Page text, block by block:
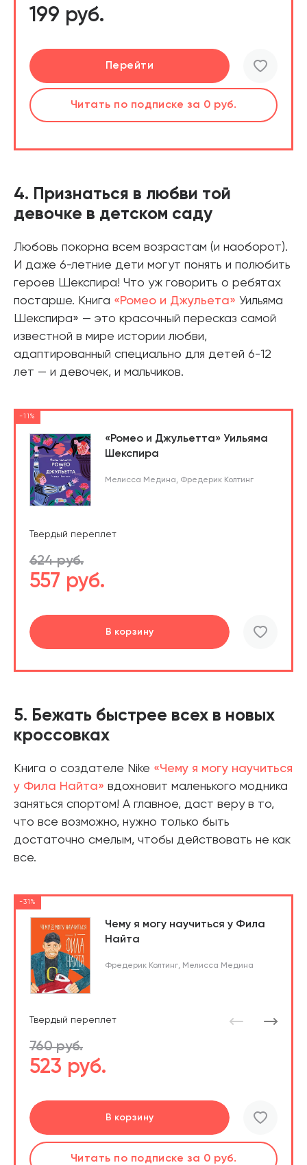
199 руб.
Перейти
Читать по подписке за 0 руб.
Подробнее
Читать по подписке за 0 руб.
4. Признаться в любви той
девочке в детском саду
Любовь покорна всем возрастам (и наоборот).
И даже 6-летние дети могут понять и полюбить
героев Шекспира! Что уж говорить о ребятах
постарше. Книга «Ромео и Джульета» Уильяма
Шекспира» — это красочный пересказ самой
известной в мире истории любви,
адаптированный специально для детей 6-12
лет — и девочек, и мальчиков.
-11%
«Ромео и Джульетта» Уильяма
Шекспира
Мелисса Медина, Фредерик Колтинг
Твердый переплет
624 руб.
557 руб.
В корзину
В корзине
5. Бежать быстрее всех в новых
кроссовках
Книга о создателе Nike «Чему я могу научиться
у Фила Найта» вдохновит маленького модника
заняться спортом! А главное, даст веру в то,
что все возможно, нужно только быть
достаточно смелым, чтобы действовать не как
все.
-31%
Чему я могу научиться у Фила
Найта
Фредерик Колтинг, Мелисса Медина
Твердый переплет
760 руб.
523 руб.
В корзину
В корзине
Читать по подписке за 0 руб.
Перейти
Читать по подписке за 0 руб.